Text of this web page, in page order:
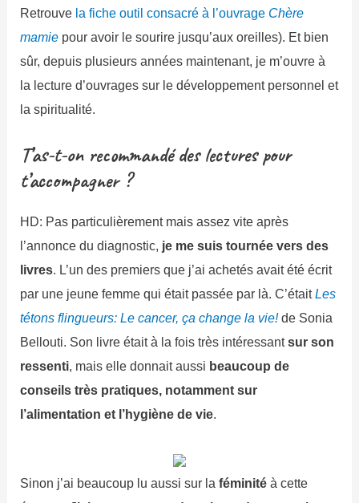
Retrouve la fiche outil consacré à l’ouvrage Chère
mamie pour avoir le sourire jusqu’aux oreilles). Et bien
sûr, depuis plusieurs années maintenant, je m’ouvre à
la lecture d’ouvrages sur le développement personnel et
la spiritualité.
T’as-t-on recommandé des lectures pour
t’accompagner ?
HD: Pas particulièrement mais assez vite après
l’annonce du diagnostic, je me suis tournée vers des
livres. L’un des premiers que j’ai achetés avait été écrit
par une jeune femme qui était passée par là. C’était Les
tétons flingueurs: Le cancer, ça change la vie!de Sonia
Bellouti. Son livre était à la fois très intéressantsur son
ressenti, mais elle donnait aussi beaucoup de
conseils très pratiques, notamment sur
l’alimentation et l’hygiène de vie.
Sinon j’ai beaucoup lu aussi sur laféminité à cette